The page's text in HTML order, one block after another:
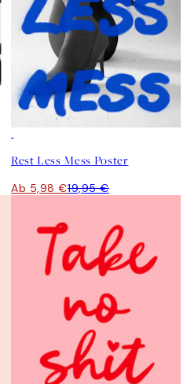
Rest Less Mess Poster
Ab 5,98 €19,95 €